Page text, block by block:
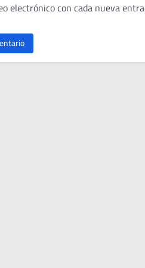
electrónico con cada nueva